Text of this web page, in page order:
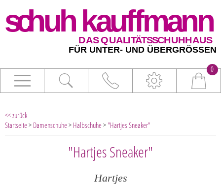
0
<< zurück
Startseite> Damenschuhe> Halbschuhe> "Hartjes Sneaker"
"Hartjes Sneaker"
Hartjes